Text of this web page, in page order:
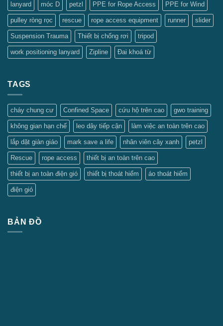
lanyard móc D petzl PPE for Rope Access PPE for Wind
pulley ròng rọc rescue rope access equipment runner slider
Suspension Trauma Thiết bị chống rơi tripod
work positioning lanyard Zipline Đai khoá từ
TAGS
cháy chung cư Confined Space cứu hộ trên cao gwo training
không gian hạn chế leo dây tiếp cận làm việc an toàn trên cao
lắp dặt giàn giáo mark save a life nhân viên cây xanh petzl
Rescue rope access thiết bị an toàn trên cao
thiết bị an toàn điện gió thiết bị thoát hiểm áo thoát hiểm
điện gió
BẢN ĐỒ